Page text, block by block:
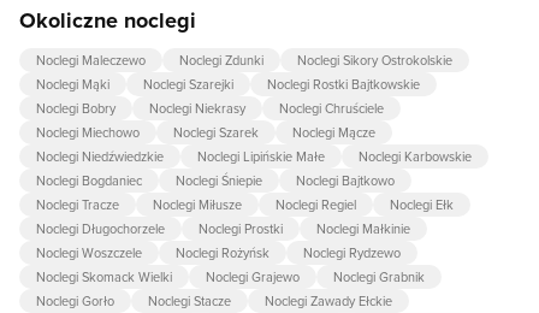
Okoliczne noclegi
Noclegi Maleczewo Noclegi Zdunki
Noclegi Sikory Ostrokolskie
Noclegi Mąki
Noclegi Szarejki
Noclegi Rostki Bajtkowskie
Noclegi Bobry
Noclegi Niekrasy
Noclegi Chruściele
Noclegi Miechowo
Noclegi Szarek
Noclegi Mącze
Noclegi Niedźwiedzkie
Noclegi Lipińskie Małe
Noclegi Karbowskie
Noclegi Bogdaniec
Noclegi Śniepie
Noclegi Bajtkowo
Noclegi Tracze
Noclegi Miłusze Noclegi Regiel
Noclegi Ełk
Noclegi Długochorzele
Noclegi Prostki
Noclegi Małkinie
Noclegi Woszczele
Noclegi Rożyńsk
Noclegi Rydzewo
Noclegi Skomack Wielki
Noclegi Grajewo
Noclegi Grabnik
Noclegi Gorło
Noclegi Stacze
Noclegi Zawady Ełckie